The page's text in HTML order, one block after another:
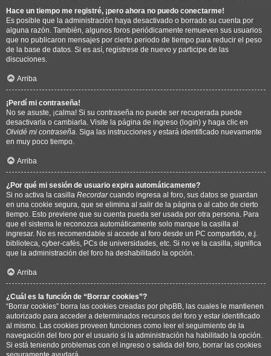
Hace un tiempo me registré, ¡pero ahora no puedo conectarme!
Es posible que la administración haya desactivado o borrado su cuenta por
alguna razón. También, algunos foros periódicamente remueven sus usuarios
que no publicaron mensajes por cierto periodo de tiempo para reducir el peso
de la base de datos. Si es así, registrese de nuevo y participe de las
discuciones.
Arriba
¡Perdí mi contraseña!
No se asuste, ¡calma! Si su contraseña no puede ser recuperada puede
desactivarla o cambiarla. Visite la página de ingreso (login) y haga clic en
Olvidé mi contraseña . Siga las instrucciones y estará identificado nuevamente
en muy poco tiempo.
Arriba
¿Por qué mi sesión de usuario expira automáticamente?
Si no activa la casilla Recordarcuando ingresa al foro, sus datos se guardan
en una cookie segura, que se elimina al salir de la página o al cabo de cierto
tiempo. Esto previene que su cuenta pueda ser usada por otra persona. Para
que el sistema le reconozca automáticamente solo marque la casilla al
ingresar. No es recomendable si accede al foro desde un PC compartido, e.j.
biblioteca, cyber-cafés, PCs de universidades, etc. Si no ve la casilla, significa
que la administración del foro ha deshabilitado la opción.
Arriba
¿Cuál es la función de “Borrar cookies”?
“Borrar cookies” borra las cookies creadas por phpBB, las cuales le mantienen
autorizado para acceder a determinados recursos del foro y estar identificado
al mismo. Las cookies proveen funciones como leer el seguimiento de la
navegación del foro por el usuario si la administración ha habilitado la opción.
Si está teniendo problemas con el ingreso o salida del foro, borrar las cookies